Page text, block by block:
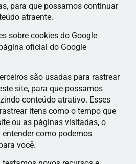
para que possamos continuar
atraente.
sobre cookies do Google
oficial do Google
são usadas para rastrear
site, para que possamos
conteúdo atrativo. Esses
itens como o tempo que
ou as páginas visitadas, o
como podemos
você.